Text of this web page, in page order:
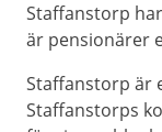
Staffanstorp
är pensionärer
Staffanstorp är
Staffanstorps